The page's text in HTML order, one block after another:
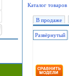
Каталог товаров
В продаже
Развёрнутый